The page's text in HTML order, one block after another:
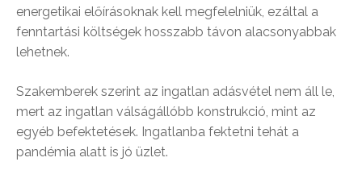
energetikai előírásoknak kell megfelelniük, ezáltal a
fenntartási költségek hosszabb távon alacsonyabbak
lehetnek.
Szakemberek szerint az ingatlan adásvétel nem áll le,
mert az ingatlan válságállóbb konstrukció, mint az
egyéb befektetések. Ingatlanba fektetni tehát a
pandémia alatt is jó üzlet.